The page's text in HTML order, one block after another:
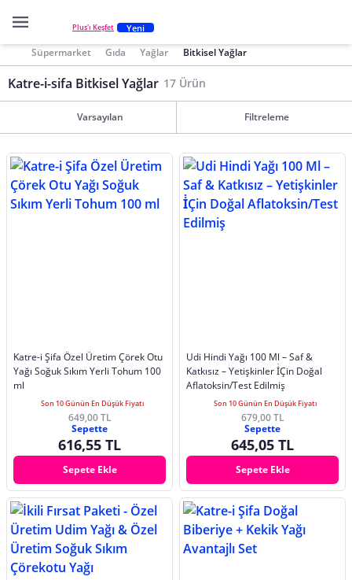
Plus'ı Keşfet Yeni
Süpermarket Gıda Yağlar Bitkisel Yağlar
Katre-i-sifa Bitkisel Yağlar 17 Ürün
Varsayılan Filtreleme
Katre-i Şifa Özel Üretim Çörek Otu
Yağı Soğuk Sıkım Yerli Tohum 100
ml
Son 10 Günün En Düşük Fiyatı
649,00 TL
Sepette
616,55 TL
Sepete Ekle
Udi Hindi Yağı 100 Ml – Saf &
Katkısız – Yetişkinler İ̇Çin Doğal
Aflatoksin/Test Edilmiş
Son 10 Günün En Düşük Fiyatı
679,00 TL
Sepette
645,05 TL
Sepete Ekle